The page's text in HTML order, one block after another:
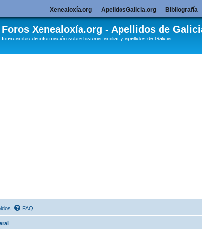
Foros Xenealoxía.org - Apellidos de
Intercambio de información sobre historia familiar y apellidos de Galicia
FAQ
Xenealoxía.org ApelidosGalicia.org Bibliografía